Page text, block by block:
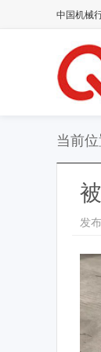
中国机械
当前位
发